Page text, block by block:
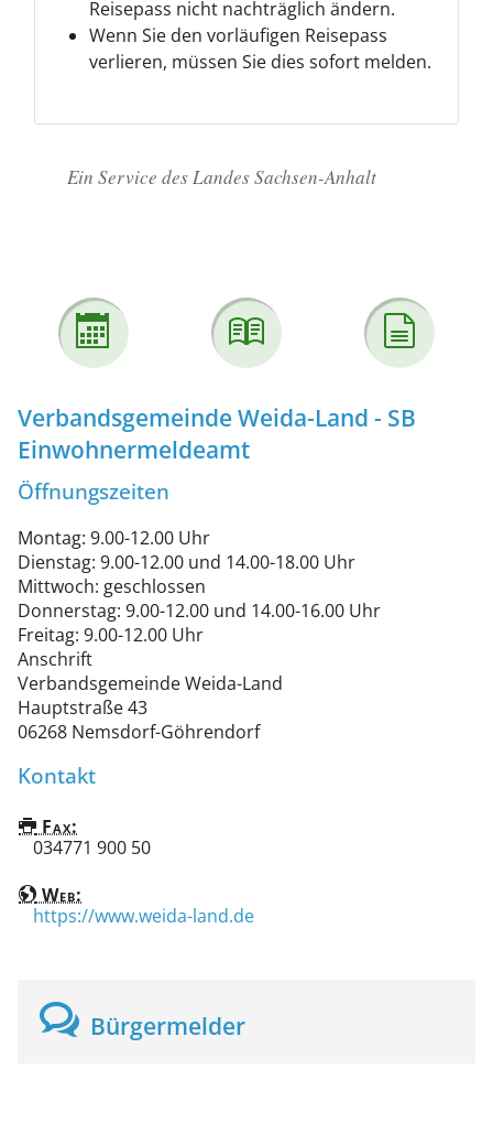
Reisepass nicht nachträglich ändern.
Wenn Sie den vorläufigen Reisepass
verlieren, müssen Sie dies sofort melden.
Ein Service des Landes Sachsen-Anhalt
Verbandsgemeinde Weida-Land - SB
Einwohnermeldeamt
Öffnungszeiten
Montag: 9.00-12.00 Uhr
Dienstag: 9.00-12.00 und 14.00-18.00 Uhr
Mittwoch: geschlossen
Donnerstag: 9.00-12.00 und 14.00-16.00 Uhr
Freitag: 9.00-12.00 Uhr
Anschrift
Verbandsgemeinde Weida-Land
Hauptstraße 43
06268 Nemsdorf-Göhrendorf
Kontakt
Fax:
034771 900 50
Web:
https://www.weida-land.de
Bürgermelder